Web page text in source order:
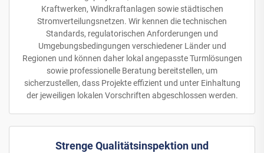
Kraftwerken, Windkraftanlagen sowie städtischen
Stromverteilungsnetzen. Wir kennen die technischen
Standards, regulatorischen Anforderungen und
Umgebungsbedingungen verschiedener Länder und
Regionen und können daher lokal angepasste Turmlösungen
sowie professionelle Beratung bereitstellen, um
sicherzustellen, dass Projekte effizient und unter Einhaltung
der jeweiligen lokalen Vorschriften abgeschlossen werden.
Strenge Qualitätsinspektion und